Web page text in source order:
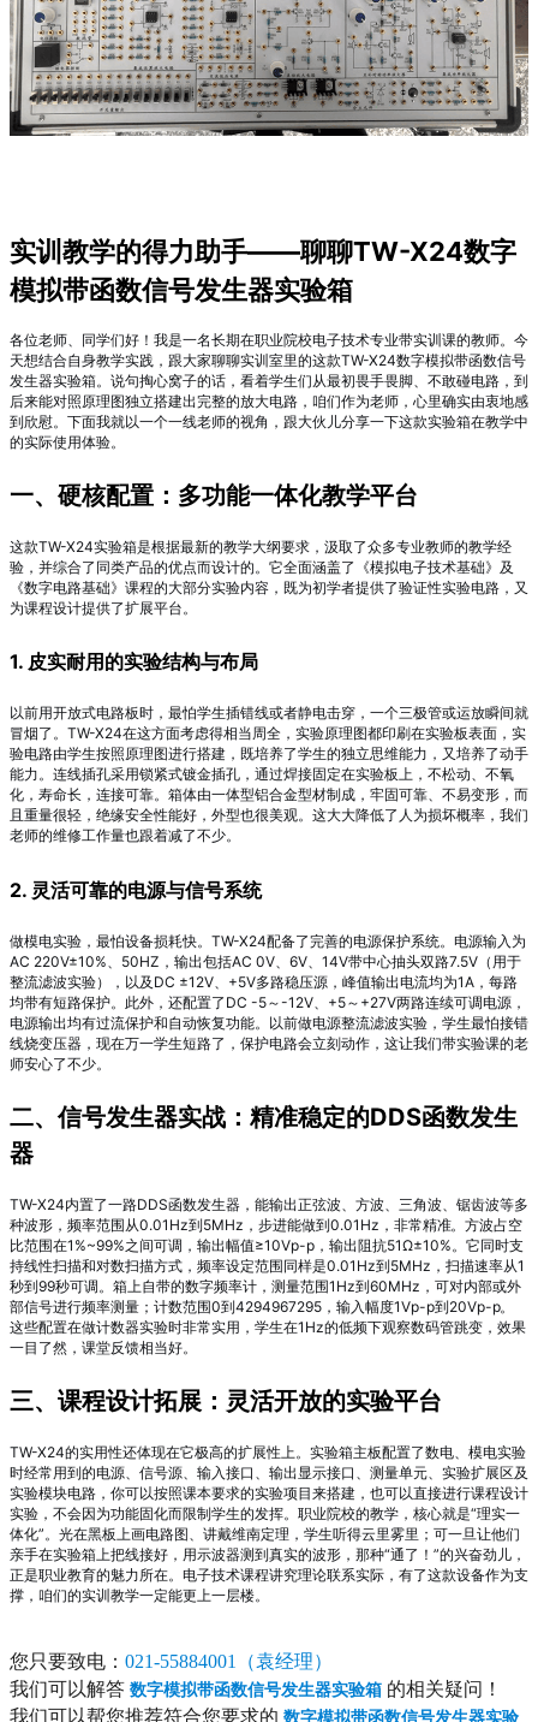
实训教学的得力助手——聊聊TW-X24数字
模拟带函数信号发生器实验箱
各位老师、同学们好！我是一名长期在职业院校电子技术专业带实训课的教师。今
天想结合自身教学实践，跟大家聊聊实训室里的这款TW-X24数字模拟带函数信号
发生器实验箱。说句掏心窝子的话，看着学生们从最初畏手畏脚、不敢碰电路，到
后来能对照原理图独立搭建出完整的放大电路，咱们作为老师，心里确实由衷地感
到欣慰。下面我就以一个一线老师的视角，跟大伙儿分享一下这款实验箱在教学中
的实际使用体验。
一、硬核配置：多功能一体化教学平台
这款TW-X24实验箱是根据最新的教学大纲要求，汲取了众多专业教师的教学经
验，并综合了同类产品的优点而设计的。它全面涵盖了《模拟电子技术基础》及
《数字电路基础》课程的大部分实验内容，既为初学者提供了验证性实验电路，又
为课程设计提供了扩展平台 。
1. 皮实耐用的实验结构与布局
以前用开放式电路板时，最怕学生插错线或者静电击穿，一个三极管或运放瞬间就
冒烟了。TW-X24在这方面考虑得相当周全，实验原理图都印刷在实验板表面，实
验电路由学生按照原理图进行搭建，既培养了学生的独立思维能力，又培养了动手
能力。连线插孔采用锁紧式镀金插孔，通过焊接固定在实验板上，不松动、不氧
化，寿命长，连接可靠。箱体由一体型铝合金型材制成，牢固可靠、不易变形，而
且重量很轻，绝缘安全性能好，外型也很美观。这大大降低了人为损坏概率，我们
老师的维修工作量也跟着减了不少。
2. 灵活可靠的电源与信号系统
做模电实验，最怕设备损耗快。TW-X24配备了完善的电源保护系统。电源输入为
AC 220V±10%、50HZ，输出包括AC 0V、6V、14V带中心抽头双路7.5V（用于
整流滤波实验），以及DC ±12V、+5V多路稳压源，峰值输出电流均为1A，每路
均带有短路保护。此外，还配置了DC -5～-12V、+5～+27V两路连续可调电源，
电源输出均有过流保护和自动恢复功能。以前做电源整流滤波实验，学生最怕接错
线烧变压器，现在万一学生短路了，保护电路会立刻动作，这让我们带实验课的老
师安心了不少。
二、信号发生器实战：精准稳定的DDS函数发生
器
TW-X24内置了一路DDS函数发生器，能输出正弦波、方波、三角波、锯齿波等多
种波形，频率范围从0.01Hz到5MHz，步进能做到0.01Hz，非常精准。方波占空
比范围在1%~99%之间可调，输出幅值≥10Vp-p，输出阻抗51Ω±10% 。它同时支
持线性扫描和对数扫描方式，频率设定范围同样是0.01Hz到5MHz，扫描速率从1
秒到99秒可调 。箱上自带的数字频率计，测量范围1Hz到60MHz，可对内部或外
部信号进行频率测量；计数范围0到4294967295，输入幅度1Vp-p到20Vp-p。
这些配置在做计数器实验时非常实用，学生在1Hz的低频下观察数码管跳变，效果
一目了然，课堂反馈相当好。
三、课程设计拓展：灵活开放的实验平台
TW-X24的实用性还体现在它极高的扩展性上。实验箱主板配置了数电、模电实验
时经常用到的电源、信号源、输入接口、输出显示接口、测量单元、实验扩展区及
实验模块电路，你可以按照课本要求的实验项目来搭建，也可以直接进行课程设计
实验，不会因为功能固化而限制学生的发挥。职业院校的教学，核心就是“理实一
体化”。光在黑板上画电路图、讲戴维南定理，学生听得云里雾里；可一旦让他们
亲手在实验箱上把线接好，用示波器测到真实的波形，那种“通了！”的兴奋劲儿，
正是职业教育的魅力所在。电子技术课程讲究理论联系实际，有了这款设备作为支
撑，咱们的实训教学一定能更上一层楼。
您只要致电： 021-55884001（袁经理）
我们可以解答 数字模拟带函数信号发生器实验箱 的相关疑问！
我们可以帮您推荐符合您要求的 数字模拟带函数信号发生器实验